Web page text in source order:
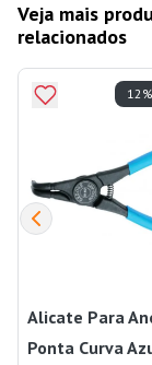
Veja mais
relacionados
Alicate Para
Ponta Curva